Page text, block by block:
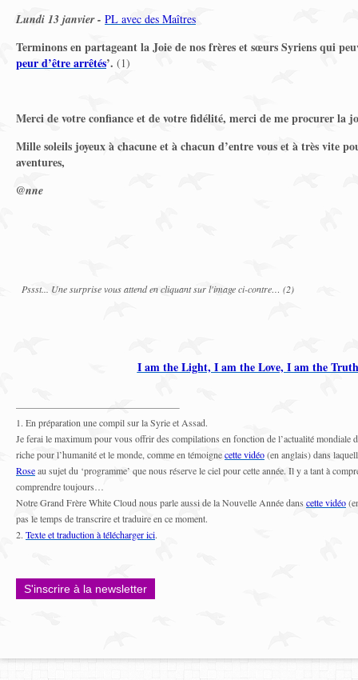
Lundi 13 janvier - PL avec des Maîtres
Terminons en partageant la Joie de nos frères et sœurs Syriens qui
peur d’être arrêtés’. (1)
Merci de votre confiance et de votre fidélité, merci de me procurer la
Mille soleils joyeux à chacune et à chacun d’entre vous et à très vite
aventures,
@nne
Pssst... Une surprise vous attend en cliquant sur l'image ci-contre… (2)
I am the Light, I am the Love, I am the
1. En préparation une compil sur la Syrie et Assad.
Je ferai le maximum pour vous offrir des compilations en fonction de l’actualité mondiale
riche pour l’humanité et le monde, comme en témoignecette vidéo(en anglais) dans
Roseau sujet du ‘programme’ que nous réserve le ciel pour cette année. Il y a tant à
comprendre toujours…
Notre Grand Frère White Cloud nous parle aussi de la Nouvelle Année danscette vidéo
pas le temps de transcrire et traduire en ce moment.
2. Texte et traduction à télécharger ici.
S'inscrire à la newsletter